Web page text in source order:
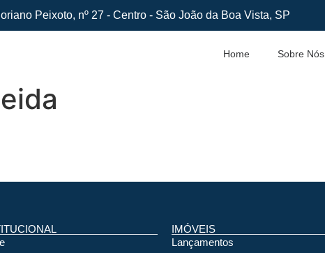
Peixoto, nº 27 - Centro - São João da Boa Vista, SP
Home Sobre Nós
IMÓVEIS
Lançamentos